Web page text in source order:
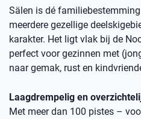
Sälen is dé
meerdere gezellige
karakter. Het ligt vlak bij de
perfect voor gezinnen met
naar gemak, rust en
Laagdrempelig en
Met meer dan 100 pistes –